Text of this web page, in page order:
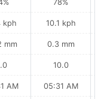
kph
mm
AM
78%
10.1 kph
0.3 mm
10.0
05:31 AM